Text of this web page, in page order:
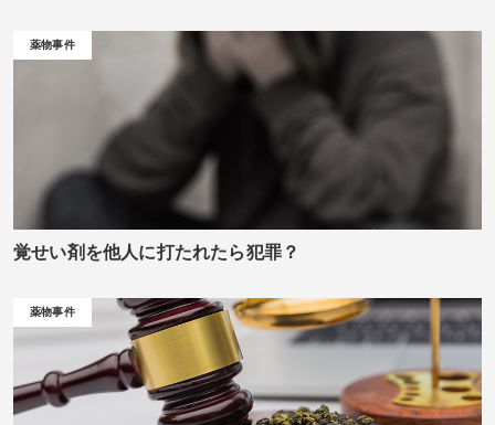
薬物事件
覚せい剤を他人に打たれたら犯罪？
薬物事件